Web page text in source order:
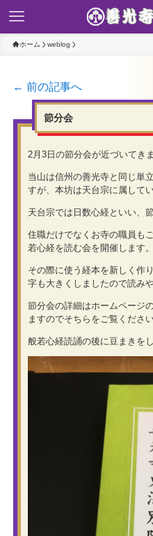
ホーム weblog
← 前の記事へ
節分会
2月3日の節分会が近づいてきま
当山は信州の善光寺と同じ単
すが、本坊は天台宗に属してい
天台宗では日数心経といい、
住職だけでなくお寺の職員も
若心経を読む会を開催します。
その際に使う経本を新しく作
字も大きくしましたので読み
節分会の詳細はホームページ
ますのでそちらをご覧ください
般若心経読誦の後に豆まきを